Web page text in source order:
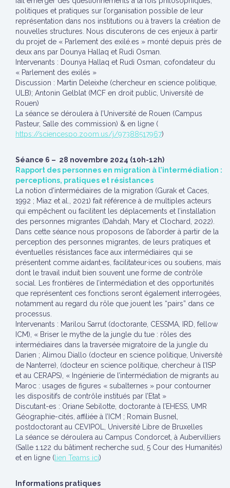
politiques et pratiques sur l’organisation possible de leur
représentation dans nos institutions ou à travers la création de
nouvelles structures. Nous discuterons de ces enjeux à partir
du projet de « Parlement des exilé.es » monté depuis près de
deux ans par Dounya Hallaq et Rudi Osman.
Intervenants : Dounya Hallaq et Rudi Osman, cofondateur du
« Parlement des exilés »
Discussion : Martin Deleixhe (chercheur en science politique,
ULB); Antonin Gelblat (MCF en droit public, Université de
Rouen)
La séance se déroulera à l’Université de Rouen (Campus
Pasteur, Salle des commission) & en ligne (
https://sciencespo.zoom.us/j/97388517967)
Séance 6 – 28 novembre 2024 (10h-12h)
Rapport des personnes en migration à l’intermédiation :
perceptions, pratiques et résistances
La notion d’intermédiaires de la migration (Gurak et Caces,
1992 ; Miaz et al., 2021) fait référence à de multiples acteurs
qui empêchent ou facilitent les déplacements et l’installation
des personnes migrantes (Dahdah, Mary et Clochard, 2022).
Dans cette séance nous proposons de l’aborder à partir de la
perception des personnes migrantes, de leurs pratiques et
éventuelles résistances face aux intermédiaires qui se
présentent comme aidant·es, facilitateur·ices ou soutiens, mais
dont le travail induit bien souvent une forme de contrôle
social. Les frontières de l’intermédiation et des opportunités
que représentent ces fonctions seront également interrogées,
notamment au regard du rôle que jouent les “pairs” dans ce
processus.
Intervenants : Marilou Sarrut (doctorante, CESSMA, IRD, fellow
ICM), « Briser le mythe de la jungle du tue : rôles des
intermédiaires dans la traversée migratoire de la jungle du
Darien ; Alimou Diallo (docteur en science politique, Université
de Nanterre), (docteur en science politique, chercheur à l’ISP
et au CERAPS), « Ingénierie de l’intermédiation de migrants au
Maroc : usages de figures « subalternes » pour contourner
les dispositifs de contrôle institués par l’Etat »
Discutant-es : Oriane Sebilotte, doctorante à l’EHESS, UMR
Géographie-cités, affiliée à l’ICM ; Romain Busnel,
postdoctorant au CEVIPOL, Université Libre de Bruxelles
La séance se déroulera au Campus Condorcet, à Aubervilliers
(Salle 1.122 du bâtiment recherche sud, 5 Cour des Humanités)
et en ligne ( lien Teams ici)
Informations pratiques